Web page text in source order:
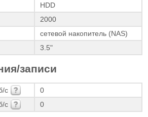
HDD
2000
сетевой накопитель (NAS)
3.5"
записи
с
0
с
0